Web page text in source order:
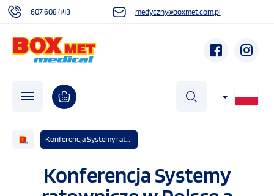
szukaj
607 608 443 medyczny@boxmet.com.pl
O NAS
Konferencja Systemy ratownicze w Polsce a bezpieczeństwo cywilne i wojskowe
Konferencja Systemy